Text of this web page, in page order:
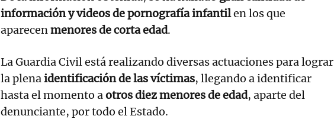
información y videos de pornografía infantilen los que
aparecenmenores de corta edad.
La Guardia Civil está realizando diversas actuaciones para lograr
la plenaidentificación de las víctimas, llegando a identificar
hasta el momento aotros diez menores de edad, aparte del
denunciante, por todo el Estado.